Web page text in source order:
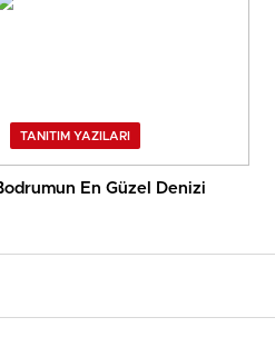
TANITIM YAZILARI
En Güzel Denizi